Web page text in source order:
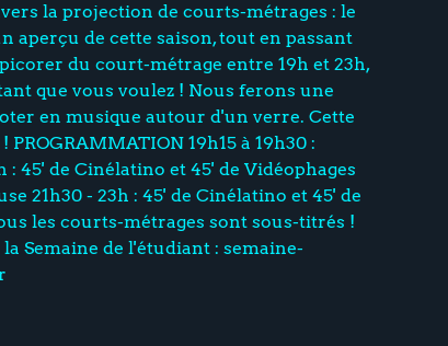
la projection de courts-métrages : le
aperçu de cette saison, tout en passant
du court-métrage entre 19h et 23h,
que vous voulez ! Nous ferons une
en musique autour d'un verre. Cette
19h15 à 19h30 :
: 45' de Cinélatino et 45' de Vidéophages
21h30 - 23h : 45' de Cinélatino et 45' de
les courts-métrages sont sous-titrés !
Semaine de l'étudiant : semaine-